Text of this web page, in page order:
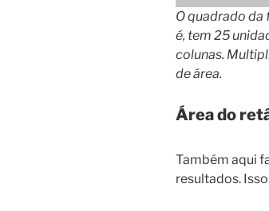
O quadrado da
é, tem 25
colunas.
de área.
Área do
Também aqui
resultados.